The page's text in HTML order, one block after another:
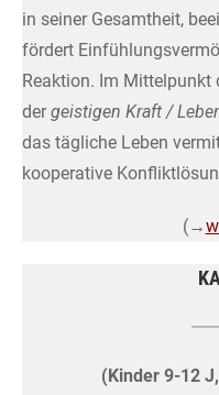
in seiner Gesamtheit,
fördert
Reaktion. Im Mittelpunkt
dergeistigen Kraft /
das tägliche Leben
kooperative
(→
(Kinder 9-12